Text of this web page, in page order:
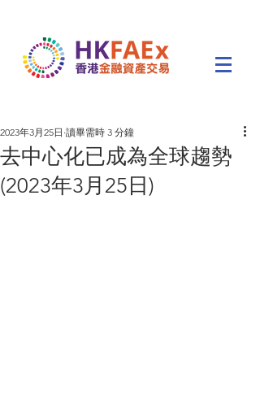
去中心化已成為全球趨勢
(2023年3月25日)
2023年3月25日 讀畢需時 3 分鐘